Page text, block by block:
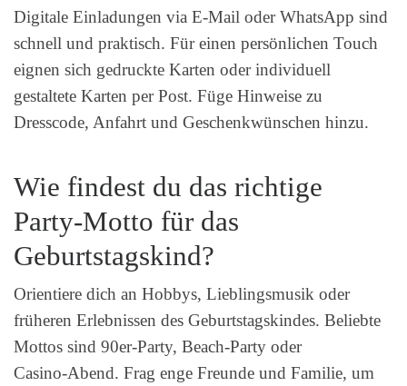
Digitale Einladungen via E‑Mail oder WhatsApp sind
schnell und praktisch. Für einen persönlichen Touch
eignen sich gedruckte Karten oder individuell
gestaltete Karten per Post. Füge Hinweise zu
Dresscode, Anfahrt und Geschenkwünschen hinzu.
Wie findest du das richtige
Party-Motto für das
Geburtstagskind?
Orientiere dich an Hobbys, Lieblingsmusik oder
früheren Erlebnissen des Geburtstagskindes. Beliebte
Mottos sind 90er‑Party, Beach‑Party oder
Casino‑Abend. Frag enge Freunde und Familie, um